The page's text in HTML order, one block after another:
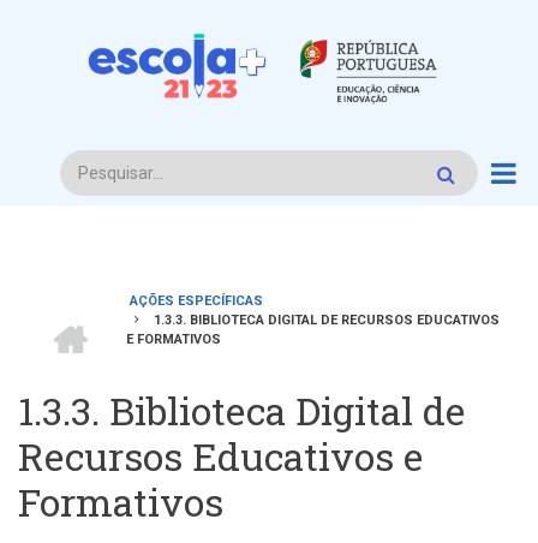
Procurar
Navegação
AÇÕES ESPECÍFICAS
1.3.3. BIBLIOTECA DIGITAL DE RECURSOS EDUCATIVOS
E FORMATIVOS
1.3.3. Biblioteca Digital de
Recursos Educativos e
Formativos